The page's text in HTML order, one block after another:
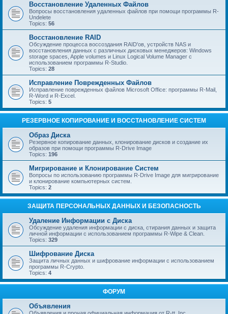
Восстановление Удаленных Файлов
Вопросы восстановления удаленных файлов при помощи программы R-
Undelete
Topics: 56
Восстановление RAID
Обсуждение процесса воссоздания RAID'ов, устройств NAS и
восстановления данных с различных дисковых менеджеров: Windows
storage spaces, Apple volumes и Linux Logical Volume Manager с
использованием программы R-Studio.
Topics: 28
Исправление Поврежденных Файлов
Исправление поврежденных файлов Microsoft Office: программы R-Mail,
R-Word и R-Excel.
Topics: 5
РЕЗЕРВНОЕ КОПИРОВАНИЕ И ВОССТАНОВЛЕНИЕ СИСТЕМ
Образ Диска
Резервное копирование данных, клонирование дисков и создание их
образов при помощи программы R-Drive Image
Topics: 196
Мигрирование и Клонирование Систем
Вопросы по использованию программы R-Drive Image для мигрирование
и клонирование компьютерных систем.
Topics: 2
ЗАЩИТА ПЕРСОНАЛЬНЫХ ДАННЫХ И БЕЗОПАСНОСТЬ
Удаление Информации с Диска
Обсуждение удаления информации с диска, стирания данных и защита
личной информации с использованием программы R-Wipe & Clean.
Topics: 329
Шифрование Диска
Защита личных данных и шифрование информации с использованием
программы R-Crypto.
Topics: 4
ФОРУМ
Объявления